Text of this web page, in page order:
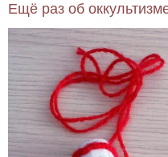
Ещё раз об